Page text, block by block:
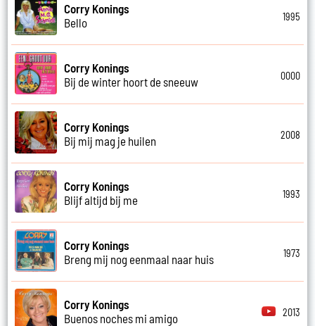
Corry Konings
Bello
1995
Corry Konings
Bij de winter hoort de sneeuw
0000
Corry Konings
Bij mij mag je huilen
2008
Corry Konings
Blijf altijd bij me
1993
Corry Konings
Breng mij nog eenmaal naar huis
1973
Corry Konings
Buenos noches mi amigo
2013